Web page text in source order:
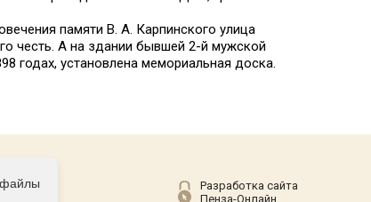
памяти В. А. Карпинского улица
честь. А на здании бывшей 2-й мужской
годах, установлена мемориальная доска.
сети
Разработка сайта
Пенза-Онлайн
файлы